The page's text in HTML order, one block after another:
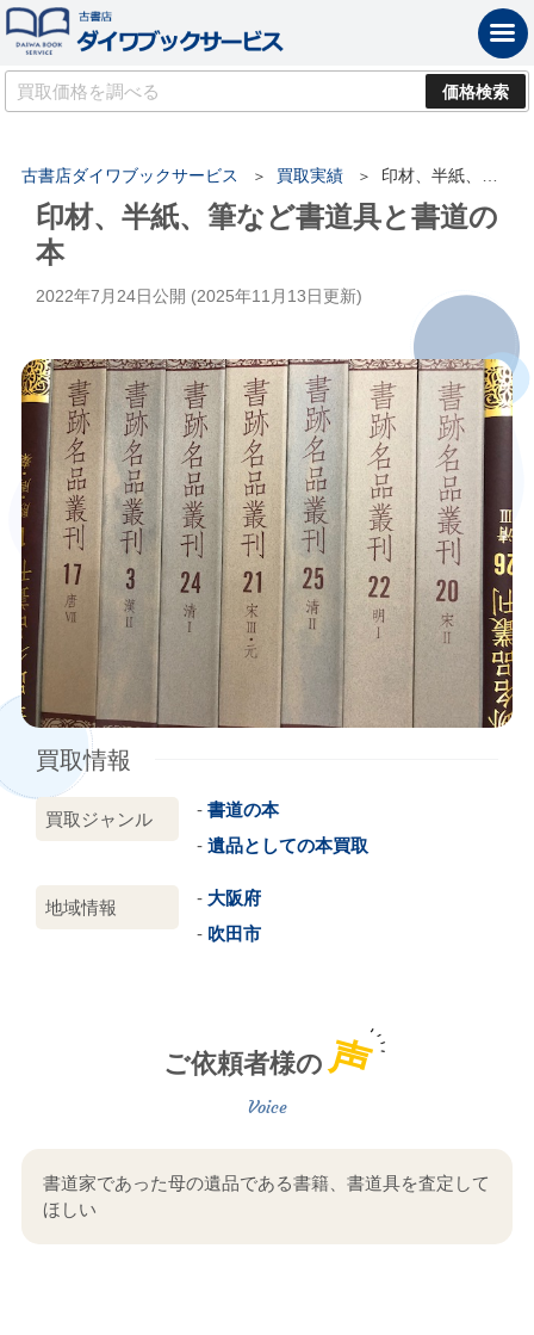
古書店ダイワブックサービス 買取実績 印材、半紙、筆など書道具と書道の本
印材、半紙、筆など書道具と書道の
本
2022年7月24日公開 (2025年11月13日更新)
買取情報
買取ジャンル
書道の本
遺品としての本買取
地域情報
大阪府
吹田市
ご依頼者様の声
書道家であった母の遺品である書籍、書道具を査定して
ほしい